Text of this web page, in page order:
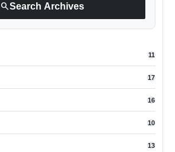
searchSearch Archives
11
17
16
10
13